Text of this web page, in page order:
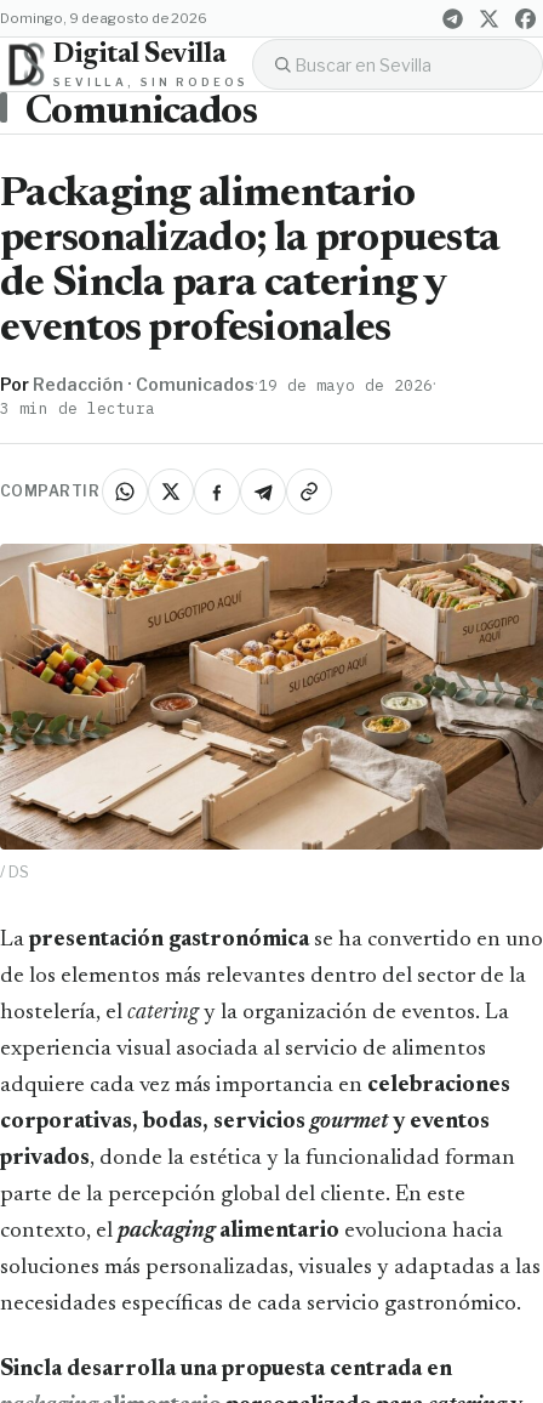
domingo, 9 de agosto de 2026
Digital Sevilla
SEVILLA, SIN RODEOS
Comunicados
Packaging alimentario
personalizado; la propuesta
de Sincla para catering y
eventos profesionales
Por Redacción · Comunicados·19 de mayo de 2026·
3 min de lectura
COMPARTIR
/ DS
Lapresentación gastronómicase ha convertido en uno
de los elementos más relevantes dentro del sector de la
hostelería, el cateringy la organización de eventos. La
experiencia visual asociada al servicio de alimentos
adquiere cada vez más importancia en celebraciones
corporativas, bodas, servicios gourmety eventos
privados, donde la estética y la funcionalidad forman
parte de la percepción global del cliente. En este
contexto, el packagingalimentario evoluciona hacia
soluciones más personalizadas, visuales y adaptadas a las
necesidades específicas de cada servicio gastronómico.
Sincla desarrolla una propuesta centrada en